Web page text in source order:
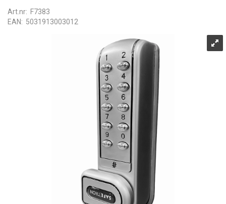
Art.nr: F7383
EAN: 5031913003012